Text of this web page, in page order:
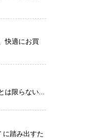
快適にお買
は限らない...
に踏み出すた